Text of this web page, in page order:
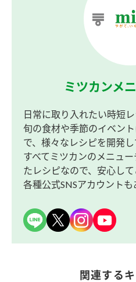
ミツカンメ
日常に取り入れたい時短
旬の食材や季節のイベン
で、様々なレシピを開発し
すべてミツカンのメニュ
たレシピなので、安心して
各種公式SNSアカウントも
関連する